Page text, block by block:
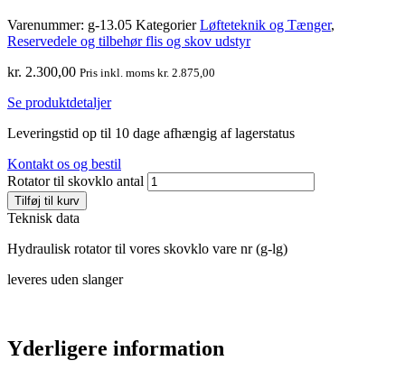
Varenummer: g-13.05 Kategorier Løfteteknik og Tænger,
Reservedele og tilbehør flis og skov udstyr
kr. 2.300,00 Pris inkl. moms kr. 2.875,00
Se produktdetaljer
Leveringstid op til 10 dage afhængig af lagerstatus
Kontakt os og bestil
Rotator til skovklo antal
Tilføj til kurv
Teknisk data
Hydraulisk rotator til vores skovklo vare nr (g-lg)
leveres uden slanger
Yderligere information